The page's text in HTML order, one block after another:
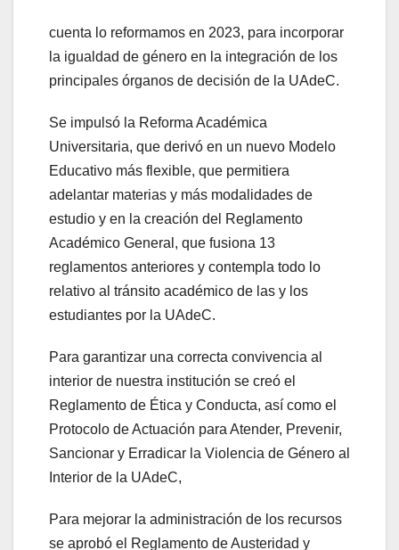
cuenta lo reformamos en 2023, para incorporar
la igualdad de género en la integración de los
principales órganos de decisión de la UAdeC.
Se impulsó la Reforma Académica
Universitaria, que derivó en un nuevo Modelo
Educativo más flexible, que permitiera
adelantar materias y más modalidades de
estudio y en la creación del Reglamento
Académico General, que fusiona 13
reglamentos anteriores y contempla todo lo
relativo al tránsito académico de las y los
estudiantes por la UAdeC.
Para garantizar una correcta convivencia al
interior de nuestra institución se creó el
Reglamento de Ética y Conducta, así como el
Protocolo de Actuación para Atender, Prevenir,
Sancionar y Erradicar la Violencia de Género al
Interior de la UAdeC,
Para mejorar la administración de los recursos
se aprobó el Reglamento de Austeridad y